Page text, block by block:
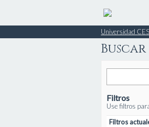
Buscar
Universidad
Buscar
Filtros
Use filtros
Filtros